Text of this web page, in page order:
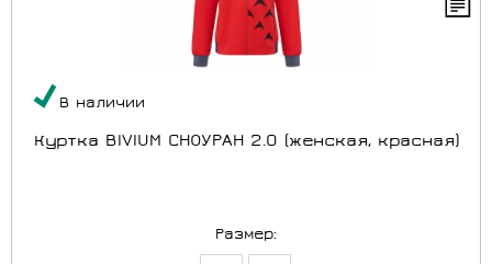
В наличии
Куртка BIVIUM СНОУРАН 2.0 (женская, красная)
Размер: